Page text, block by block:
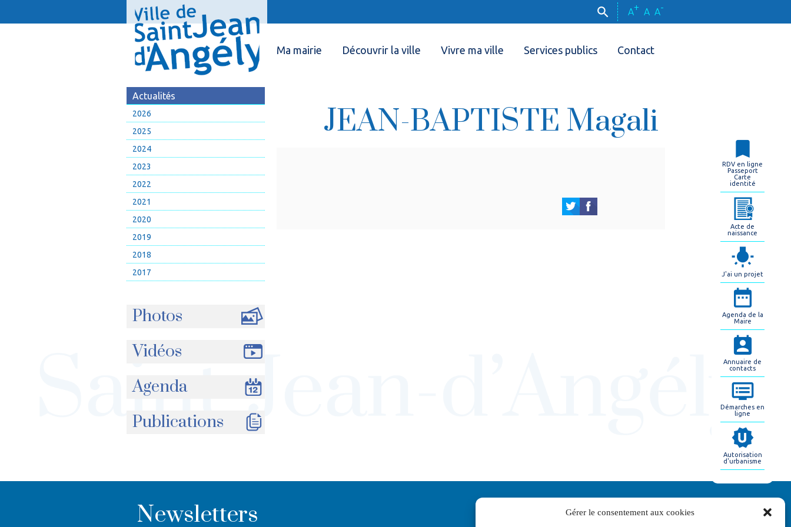
Gérer le consentement aux cookies
A+ A A-
Ma mairie Découvrir la ville Vivre ma ville Services publics Contact
Actualités
2026
2025
2024
2023
2022
2021
2020
2019
2018
2017
Photos
Vidéos
Agenda
Publications
JEAN-BAPTISTE Magali
Newsletters
RDV en ligne
Passeport
Carte
identité
Acte de
naissance
J'ai un projet
Agenda de la
Maire
Annuaire de
contacts
Démarches en
ligne
Autorisation
d'urbanisme